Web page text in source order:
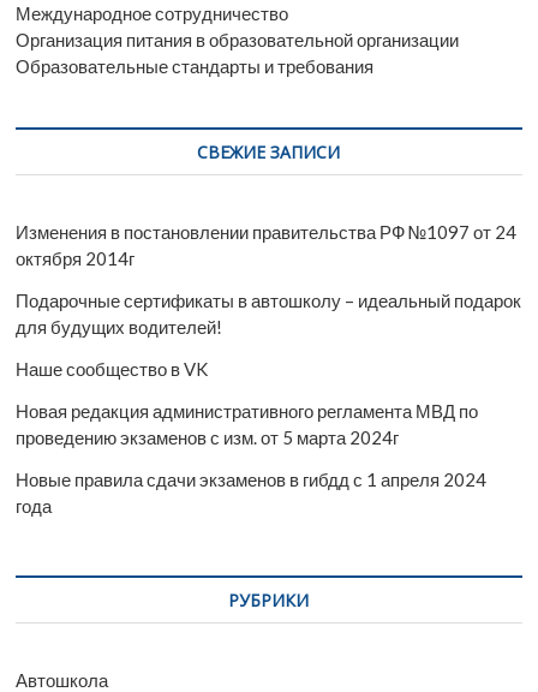
Международное сотрудничество
Организация питания в образовательной организации
Образовательные стандарты и требования
СВЕЖИЕ ЗАПИСИ
Изменения в постановлении правительства РФ №1097 от 24
октября 2014г
Подарочные сертификаты в автошколу – идеальный подарок
для будущих водителей!
Наше сообщество в VK
Новая редакция административного регламента МВД по
проведению экзаменов с изм. от 5 марта 2024г
Новые правила сдачи экзаменов в гибдд с 1 апреля 2024
года
РУБРИКИ
Автошкола